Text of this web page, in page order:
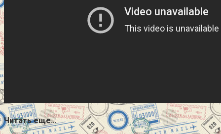
Читать еще…